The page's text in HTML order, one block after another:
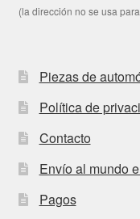
(la dirección no se usa
Piezas de
Política de
Contacto
Envío al mundo
Pagos